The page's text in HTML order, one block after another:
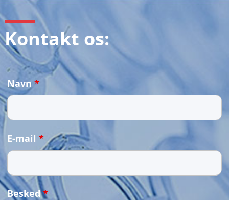
Kontakt os:
Navn *
E-mail *
Besked*